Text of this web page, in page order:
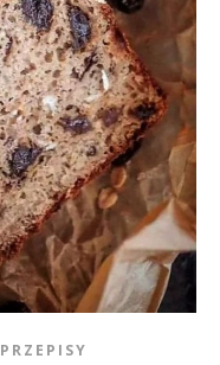
PRZEPISY